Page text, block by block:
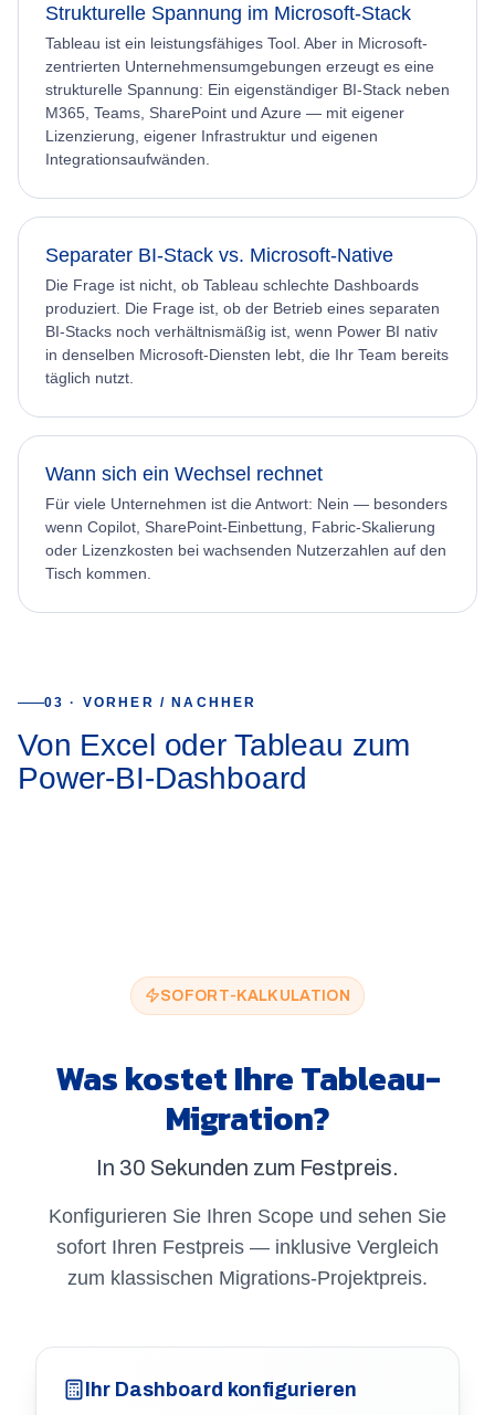
Strukturelle Spannung im Microsoft-Stack
Tableau ist ein leistungsfähiges Tool. Aber in Microsoft-
zentrierten Unternehmensumgebungen erzeugt es eine
strukturelle Spannung: Ein eigenständiger BI-Stack neben
M365, Teams, SharePoint und Azure — mit eigener
Lizenzierung, eigener Infrastruktur und eigenen
Integrationsaufwänden.
Separater BI-Stack vs. Microsoft-Native
Die Frage ist nicht, ob Tableau schlechte Dashboards
produziert. Die Frage ist, ob der Betrieb eines separaten
BI-Stacks noch verhältnismäßig ist, wenn Power BI nativ
in denselben Microsoft-Diensten lebt, die Ihr Team bereits
täglich nutzt.
Wann sich ein Wechsel rechnet
Für viele Unternehmen ist die Antwort: Nein — besonders
wenn Copilot, SharePoint-Einbettung, Fabric-Skalierung
oder Lizenzkosten bei wachsenden Nutzerzahlen auf den
Tisch kommen.
03 · VORHER / NACHHER
Von Excel oder Tableau zum
Power-BI-Dashboard
Power BI
SOFORT-KALKULATION
Was kostet Ihre Tableau-
Migration?
In 30 Sekunden zum Festpreis.
Konfigurieren Sie Ihren Scope und sehen Sie
sofort Ihren Festpreis — inklusive Vergleich
zum klassischen Migrations-Projektpreis.
Ihr Dashboard konfigurieren